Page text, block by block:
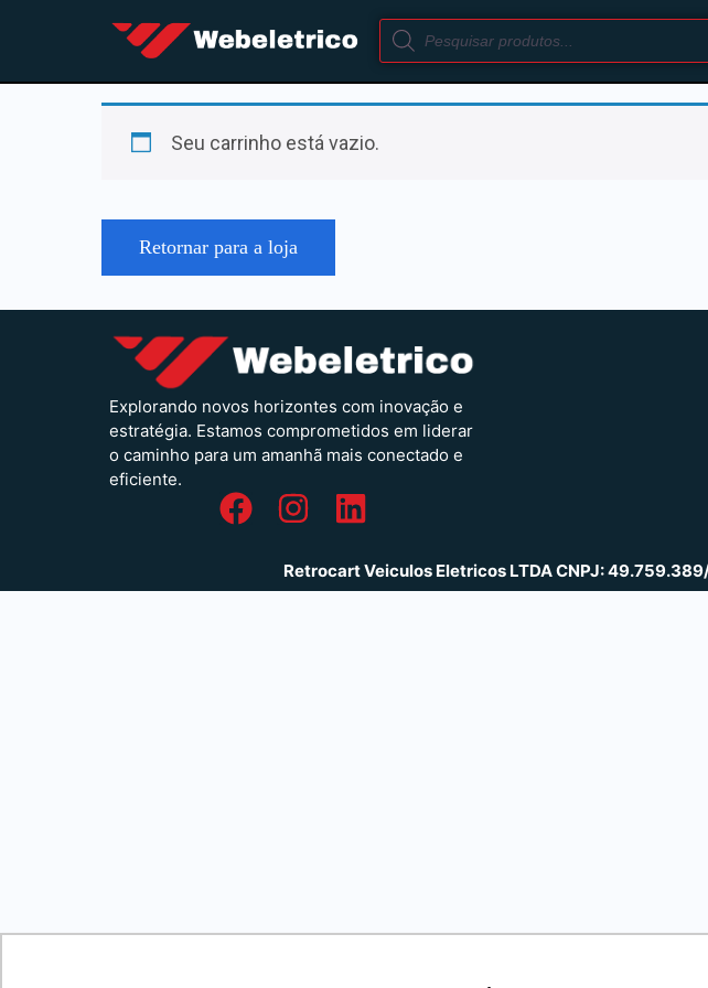
Seu carrinho está vazio.
Retornar para a loja
Explorando novos horizontes com inovação e
estratégia. Estamos comprometidos em liderar
o caminho para um amanhã mais conectado e
eficiente.
Retrocart Veiculos Eletricos LTDA CNPJ: